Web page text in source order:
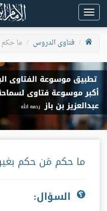
Toggle
navigation
فتاوى الدروس
ما حكم
ما حكم مَن حكم بغير
السؤال: